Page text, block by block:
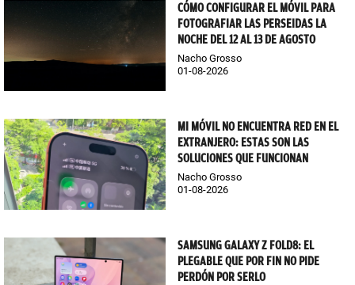
CÓMO CONFIGURAR EL MÓVIL PARA
FOTOGRAFIAR LAS PERSEIDAS LA
NOCHE DEL 12 AL 13 DE AGOSTO
Nacho Grosso
01-08-2026
MI MÓVIL NO ENCUENTRA RED EN EL
EXTRANJERO: ESTAS SON LAS
SOLUCIONES QUE FUNCIONAN
Nacho Grosso
01-08-2026
SAMSUNG GALAXY Z FOLD8: EL
PLEGABLE QUE POR FIN NO PIDE
PERDÓN POR SERLO